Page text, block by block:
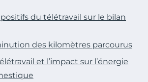
du télétravail sur le bilan
des kilomètres parcourus
et l’impact sur l’énergie